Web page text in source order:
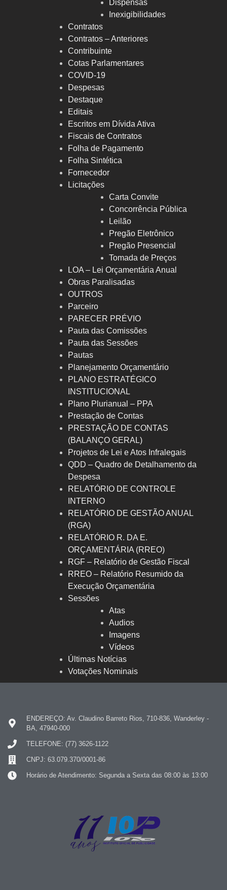
Dispensas
Inexigibilidades
Contratos
Contratos – Anteriores
Contribuinte
Cotas Parlamentares
COVID-19
Despesas
Destaque
Editais
Escritos em Dívida Ativa
Fiscais de Contratos
Folha de Pagamento
Folha Sintética
Fornecedor
Licitações
Carta Convite
Concorrência Pública
Leilão
Pregão Eletrônico
Pregão Presencial
Tomada de Preços
LOA – Lei Orçamentária Anual
Obras Paralisadas
OUTROS
Parceiro
PARECER PRÉVIO
Pauta das Comissões
Pauta das Sessões
Pautas
Planejamento Orçamentário
PLANO ESTRATÉGICO
INSTITUCIONAL
Plano Plurianual – PPA
Prestação de Contas
PRESTAÇÃO DE CONTAS
(BALANÇO GERAL)
Projetos de Lei e Atos Infralegais
QDD – Quadro de Detalhamento da
Despesa
RELATÓRIO DE CONTROLE
INTERNO
RELATÓRIO DE GESTÃO ANUAL
(RGA)
RELATÓRIO R. DA E.
ORÇAMENTÁRIA (RREO)
RGF – Relatório de Gestão Fiscal
RREO – Relatório Resumido da
Execução Orçamentária
Sessões
Atas
Audios
Imagens
Vídeos
Últimas Notícias
Votações Nominais
ENDEREÇO: Av. Claudino Barreto Rios, 710-836, Wanderley -
BA, 47940-000
TELEFONE: (77) 3626-1122
CNPJ: 63.079.370/0001-86
Horário de Atendimento: Segunda a Sexta das 08:00 às 13:00